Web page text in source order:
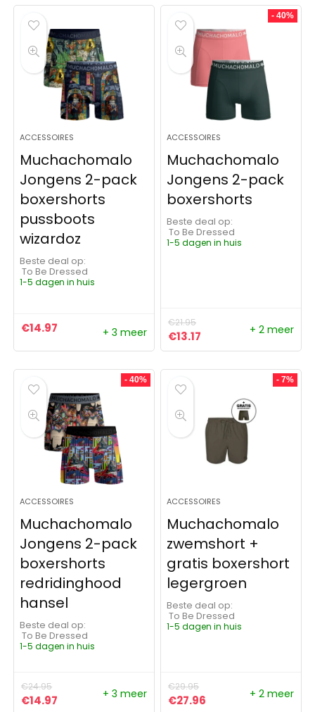
ACCESSOIRES
Muchachomalo
Jongens 2-pack
boxershorts
pussboots
wizardoz
Beste deal op:
To Be Dressed
1-5 dagen in huis
€14.97 + 3 meer
- 40%
ACCESSOIRES
Muchachomalo
Jongens 2-pack
boxershorts
Beste deal op:
To Be Dressed
1-5 dagen in huis
€21.95
Oorspronkelijke prijs was:
€13.17 Huidige prijs is:
+ 2 meer
- 40%
ACCESSOIRES
Muchachomalo
Jongens 2-pack
boxershorts
redridinghood
hansel
Beste deal op:
To Be Dressed
1-5 dagen in huis
€24.95
Oorspronkelijke prijs was: €24.95.
€14.97 Huidige prijs is: €14.97.
+ 3 meer
- 7%
ACCESSOIRES
Muchachomalo
zwemshort +
gratis boxershort
legergroen
Beste deal op:
To Be Dressed
1-5 dagen in huis
€29.95
Oorspronkelijke prijs was:
€27.96 Huidige prijs is:
+ 2 meer